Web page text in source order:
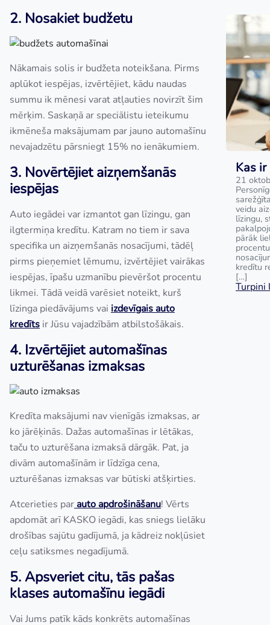
2. Nosakiet budžetu
Nākamais solis ir budžeta noteikšana. Pirms
aplūkot iespējas, izvērtējiet, kādu naudas
summu ik mēnesi varat atļauties novirzīt šim
mērķim. Saskaņā ar speciālistu ieteikumu
ikmēneša maksājumam par jauno automašīnu
nevajadzētu pārsniegt 15% no ienākumiem.
3. Novērtējiet aizņemšanās
iespējas
Auto iegādei var izmantot gan līzingu, gan
ilgtermiņa kredītu. Katram no tiem ir sava
specifika un aizņemšanās nosacījumi, tādēļ
pirms pieņemiet lēmumu, izvērtējiet vairākas
iespējas, īpašu uzmanību pievēršot procentu
likmei. Tādā veidā varēsiet noteikt, kurš
līzinga piedāvājums vai izdevīgais auto
kredīts ir Jūsu vajadzībām atbilstošākais.
4. Izvērtējiet automašīnas
uzturēšanas izmaksas
Kredīta maksājumi nav vienīgās izmaksas, ar
ko jārēķinās. Dažas automašīnas ir lētākas,
taču to uzturēšana izmaksā dārgāk. Pat, ja
divām automašīnām ir līdzīga cena,
uzturēšanas izmaksas var būtiski atšķirties.
Atcerieties parauto apdrošināšanu! Vērts
apdomāt arī KASKO iegādi, kas sniegs lielāku
drošības sajūtu gadījumā, ja kādreiz nokļūsiet
ceļu satiksmes negadījumā.
5. Apsveriet citu, tās pašas
klases automašīnu iegādi
Vai Jums patīk kāds konkrēts automašīnas
Kas
21
veidu
līzingu,
pārāk
kredītu
[…]
Turpini